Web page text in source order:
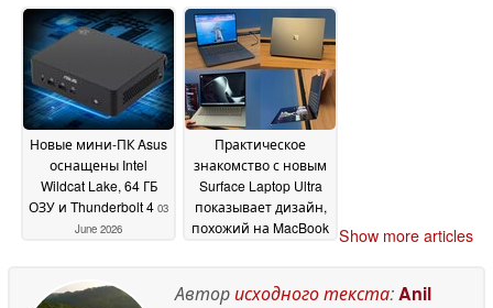
с MacBook Pro03 June
2026
Lake03 June 2026
Новые мини-ПК Asus
оснащены Intel
Wildcat Lake, 64 ГБ
ОЗУ и Thunderbolt 4 03
June 2026
Практическое
знакомство с новым
Surface Laptop Ultra
показывает дизайн,
похожий на MacBook Show more articles
Авторисходного текста:Anil